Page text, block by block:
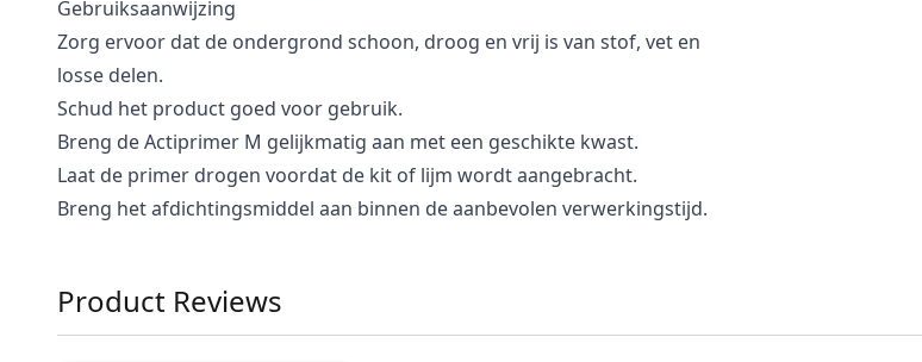
Gebruiksaanwijzing
Zorg ervoor dat de ondergrond schoon, droog en vrij is van stof, vet en
losse delen.
Schud het product goed voor gebruik.
Breng de Actiprimer M gelijkmatig aan met een geschikte kwast.
Laat de primer drogen voordat de kit of lijm wordt aangebracht.
Breng het afdichtingsmiddel aan binnen de aanbevolen verwerkingstijd.
Product Reviews